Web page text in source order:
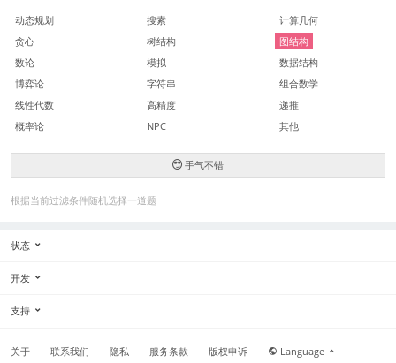
动态规划 搜索
计算几何
贪心
树结构
图结构
数论
模拟
数据结构
博弈论
字符串
组合数学
线性代数
高精度
递推
概率论
NPC 其他
手气不错
根据当前过滤条件随机选择一道题
状态
开发
支持
关于 联系我们 隐私 服务条款 版权申诉 Language